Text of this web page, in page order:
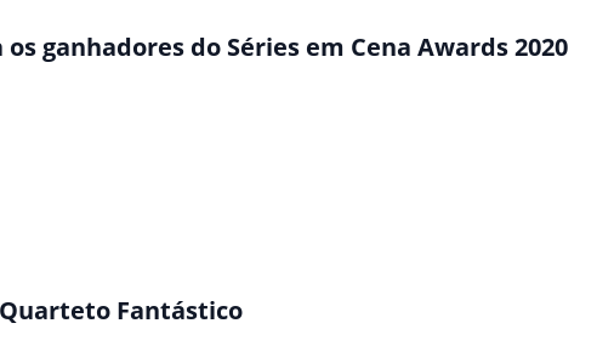
ganhadores do Séries em Cena Awards 2020
Fantástico